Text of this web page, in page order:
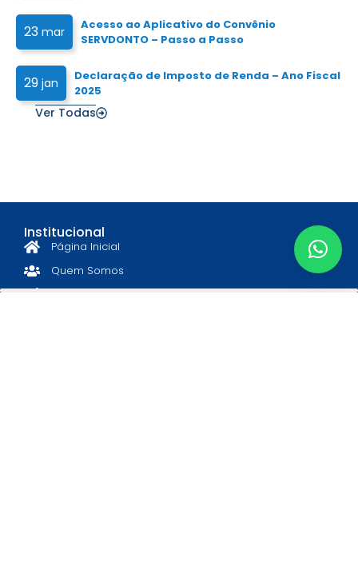
23 mar
Acesso ao Aplicativo do Convênio
SERVDONTO – Passo a Passo
29 jan
Declaração de Imposto de Renda – Ano Fiscal
2025
Ver Todas
Institucional
Página Inicial
Quem Somos